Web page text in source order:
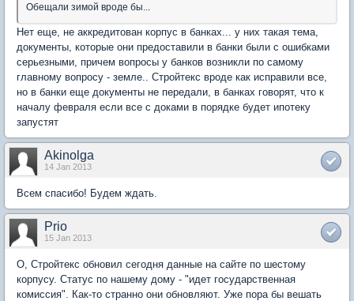
Обещали зимой вроде бы...
Нет еще, не аккредитован корпус в банках... у них такая тема,
документы, которые они предоставили в банки были с ошибками
серьезными, причем вопросы у банков возникли по самому
главному вопросу - земле.. Стройтекс вроде как исправили все,
но в банки еще документы не передали, в банках говорят, что к
началу февраля если все с доками в порядке будет ипотеку
запустят
Akinolga
14 Jan 2013
Всем спасибо! Будем ждать.
Prio
15 Jan 2013
О, Стройтекс обновил сегодня данные на сайте по шестому
корпусу. Статус по нашему дому - "идет государственная
комиссия". Как-то странно они обновляют. Уже пора бы вешать